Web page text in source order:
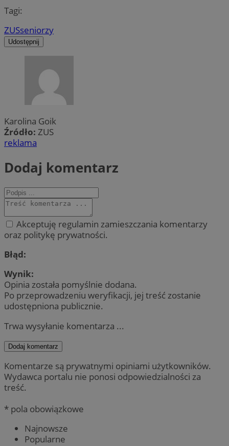
Tagi:
ZUSseniorzy
Udostępnij
Karolina Goik
Źródło: ZUS
reklama
Dodaj komentarz
Akceptuję regulamin zamieszczania komentarzy
oraz politykę prywatności.
Błąd:
Wynik:
Opinia została pomyślnie dodana.
Po przeprowadzeniu weryfikacji, jej treść zostanie
udostępniona publicznie.
Trwa wysyłanie komentarza ...
Dodaj komentarz
Komentarze są prywatnymi opiniami użytkowników.
Wydawca portalu nie ponosi odpowiedzialności za
treść.
* pola obowiązkowe
Najnowsze
Popularne